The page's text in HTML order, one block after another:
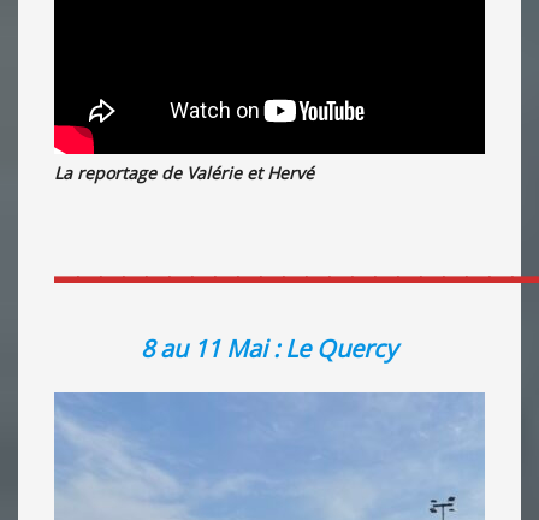
La reportage de Valérie et Hervé
8 au 11 Mai : Le Quercy